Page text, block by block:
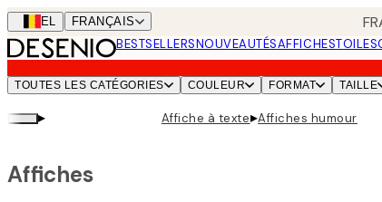
Skip
to
main
content.
BEL FRANÇAIS
BESTSELLERSNOUVEAUTÉSAFFICHESTOILES
TOUTES LES CATÉGORIES COULEUR FORMAT TAILLE
▸ Affiche à texte▸Affiches humour
Affiches